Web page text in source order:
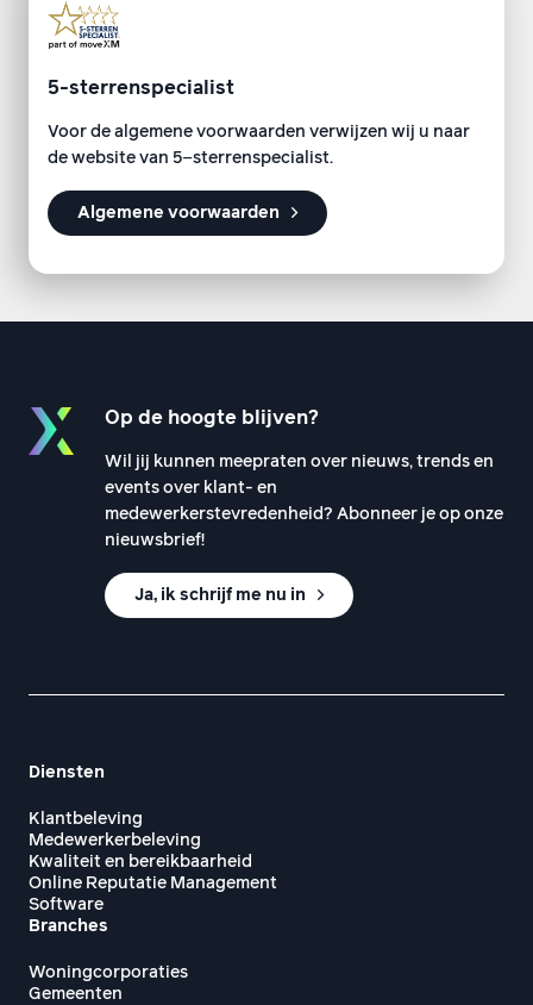
5-sterrenspecialist
Voor de algemene voorwaarden verwijzen wij u naar
de website van 5−sterrenspecialist.
Algemene voorwaarden
Op de hoogte blijven?
Wil jij kunnen meepraten over nieuws, trends en
events over klant- en
medewerkerstevredenheid? Abonneer je op onze
nieuwsbrief!
Ja, ik schrijf me nu in
Diensten
Klantbeleving
Medewerkerbeleving
Kwaliteit en bereikbaarheid
Online Reputatie Management
Software
Branches
Woningcorporaties
Gemeenten